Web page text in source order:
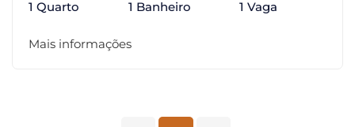
1 Quarto 1 Banheiro 1 Vaga
Mais informações